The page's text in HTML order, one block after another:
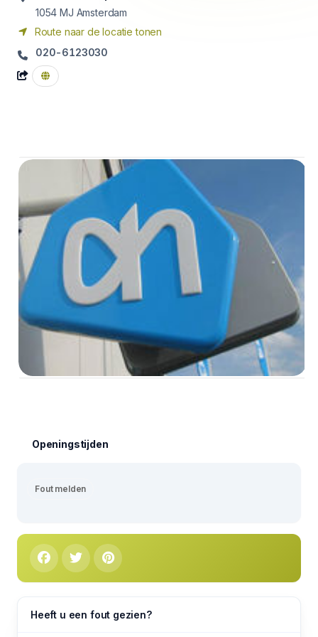
1054 MJ Amsterdam
Route naar de locatie tonen
020-6123030
Openingstijden
Fout melden
Heeft u een fout gezien?